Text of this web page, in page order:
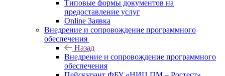
Типовые формы документов на
предоставление услуг
Online Заявка
Внедрение и сопровождение программного
обеспечения
Назад
Внедрение и сопровождение программного
обеспечения